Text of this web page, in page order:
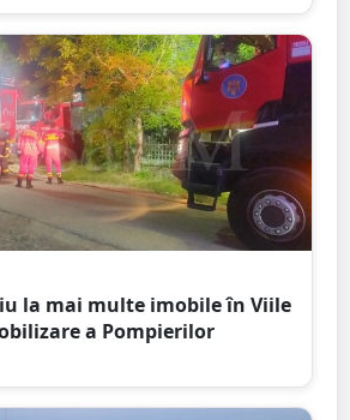
la mai multe imobile în Viile
a Pompierilor